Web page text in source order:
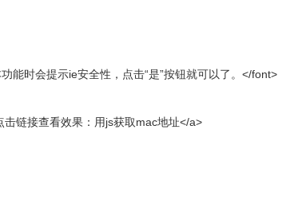
时会提示ie安全性，点击“是”按钮就可以了。</font>
接查看效果：用js获取mac地址</a>